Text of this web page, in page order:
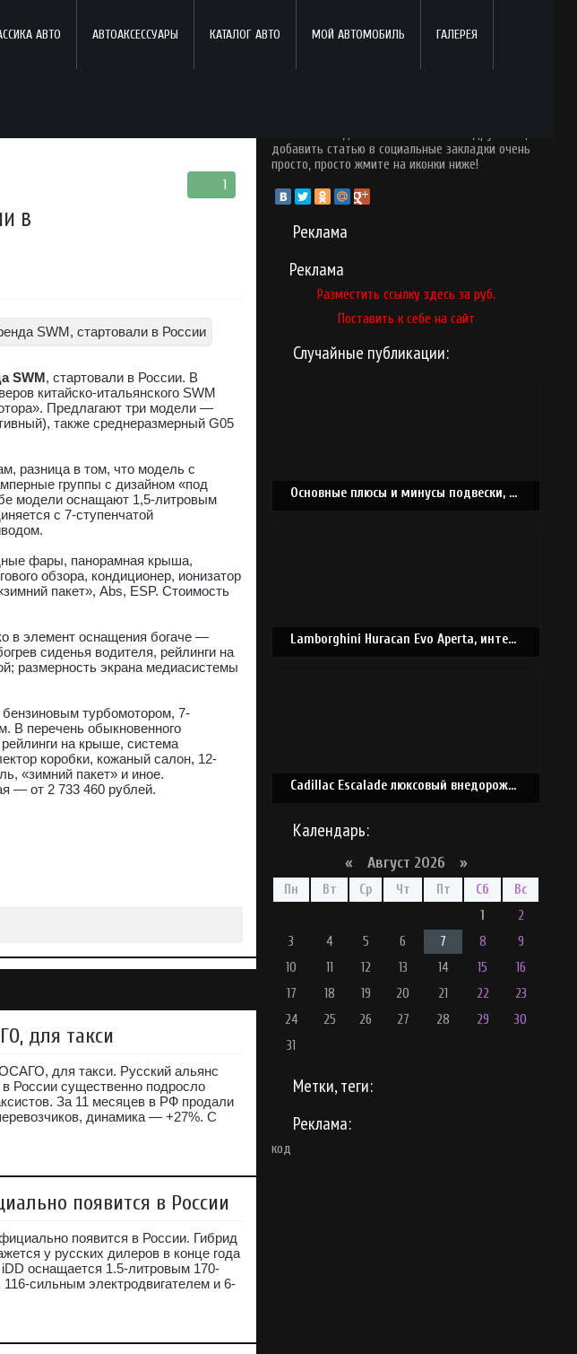
добавить статью в социальные закладки очень
просто, просто жмите на иконки ниже!
Реклама
Реклама
Разместить ссылку здесь за руб.
Поставить к себе на сайт
Случайные публикации:
Основные плюсы и минусы подвески, Lada Largus
Lamborghini Huracan Evo Aperta, интересный тюнинг мира
Cadillac Escalade люксовый внедорожник
Календарь:
« Август 2026 »
Пн Вт Ср Чт Пт Сб
Вс
1
2
3
4 5 6 7 8
9
10
11 12 13 14 15
16
17
18 19 20 21 22
23
24
25 26 27 28 29
30
31
Метки, теги:
Реклама:
код
АВТО АВТОАКСЕССУАРЫ КАТАЛОГ АВТО МОЙ АВТОМОБИЛЬ ГАЛЕРЕЯ
1
в
SWM, стартовали в России. В
китайско-итальянского SWM
Предлагают три модели —
также среднеразмерный G05
разница в том, что модель с
группы с дизайном «под
модели оснащают 1,5-литровым
с 7-ступенчатой
фары, панорамная крыша,
обзора, кондиционер, ионизатор
пакет», Abs, ESP. Стоимость
в элемент оснащения богаче —
сиденья водителя, рейлинги на
размерность экрана медиасистемы
турбомотором, 7-
В перечень обыкновенного
на крыше, система
коробки, кожаный салон, 12-
«зимний пакет» и иное.
— от 2 733 460 рублей.
для такси
для такси. Русский альянс
России существенно подросло
За 11 месяцев в РФ продали
динамика — +27%. С
появится в России
появится в России. Гибрид
у русских дилеров в конце года
оснащается 1.5-литровым 170-
сильным электродвигателем и 6-